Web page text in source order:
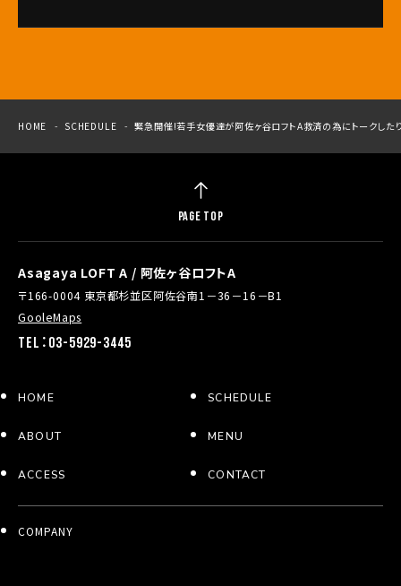
HOME SCHEDULE 緊急開催!若手女優達が阿佐ヶ谷ロフトA救済の為にトークした
Asagaya LOFT A / 阿佐ヶ谷ロフトA
〒166-0004 東京都杉並区阿佐谷南1－36－16－B1
GooleMaps
TEL：03-5929-3445
HOME SCHEDULE
ABOUT MENU
ACCESS CONTACT
COMPANY
PAGE TOP